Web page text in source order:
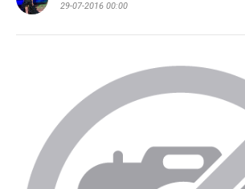
29-07-2016 00:00